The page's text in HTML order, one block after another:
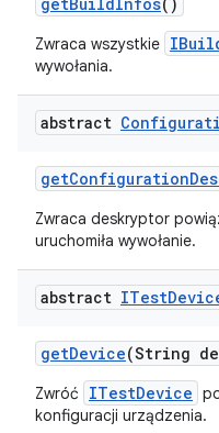
Zwraca wszystkie
wywołania.
abstract
getConfiguration
Zwraca deskryptor
uruchomiła wywołanie.
abstract ITest
getDevice(String
Zwróć ITestDevice
konfiguracji urządzenia.